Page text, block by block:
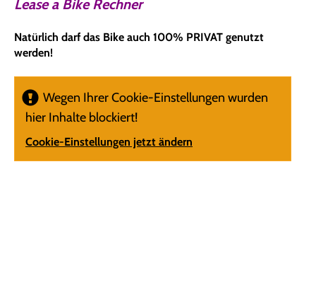
Lease a Bike Rechner
Natürlich darf das Bike auch 100% PRIVAT genutzt
werden!
Wegen Ihrer Cookie-Einstellungen wurden
hier Inhalte blockiert!
Cookie-Einstellungen jetzt ändern